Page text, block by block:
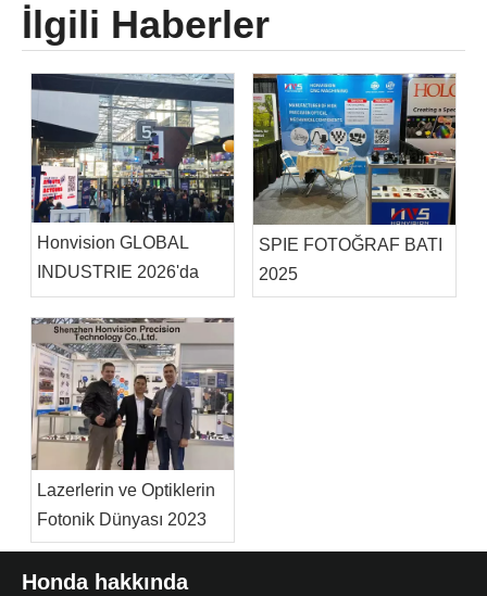
İlgili Haberler
Honvision GLOBAL
INDUSTRIE 2026'da
SPIE FOTOĞRAF BATI
2025
Lazerlerin ve Optiklerin
Fotonik Dünyası 2023
Honda hakkında